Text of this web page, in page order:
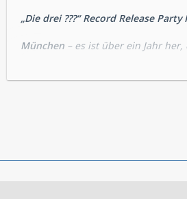
„Die drei ???“ Record Release
München – es ist über ein Jahr